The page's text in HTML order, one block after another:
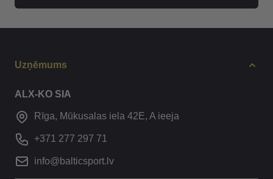
Uzņēmums
ALX-KO SIA
Rīga, Mūkusalas iela 42E, A ieeja
+371 277 297 71
info@balticsport.lv